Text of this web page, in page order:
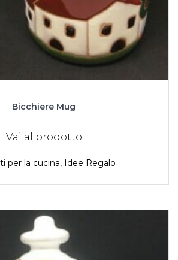
Bicchiere Mug
Vai al prodotto
per la cucina, Idee Regalo